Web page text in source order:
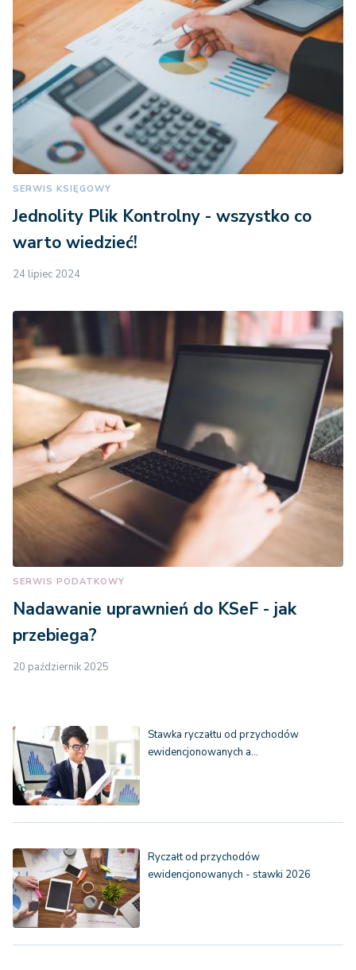
SERWIS KSIĘGOWY
Jednolity Plik Kontrolny - wszystko co
warto wiedzieć!
24 lipiec 2024
SERWIS PODATKOWY
Nadawanie uprawnień do KSeF - jak
przebiega?
20 październik 2025
Stawka ryczałtu od przychodów
ewidencjonowanych a…
Ryczałt od przychodów
ewidencjonowanych - stawki 2026